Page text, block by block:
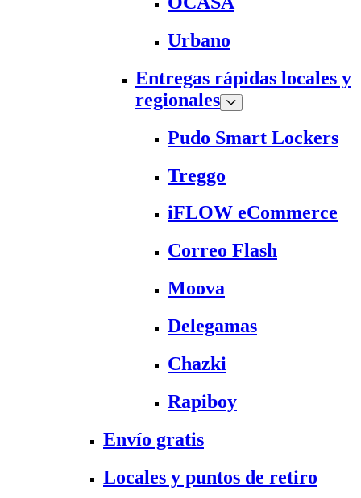
Urbano
Entregas rápidas locales y
regionales
Pudo Smart Lockers
Treggo
iFLOW eCommerce
Correo Flash
Moova
Delegamas
Chazki
Rapiboy
Envío gratis
Locales y puntos de retiro